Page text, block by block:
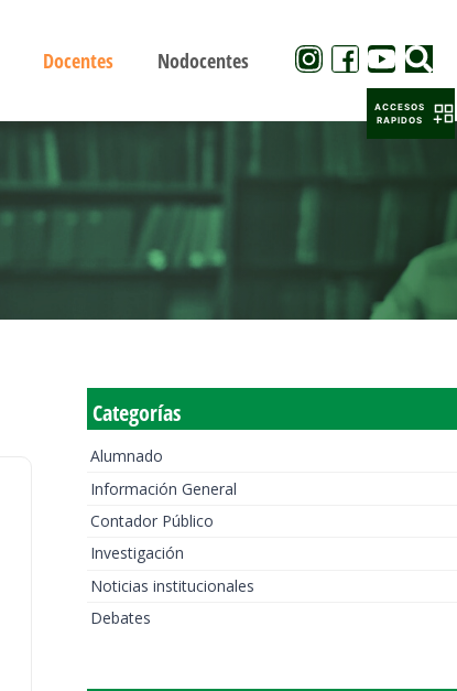
Docentes Nodocentes
Categorías
Alumnado
Información General
Contador Público
Investigación
Noticias institucionales
Debates
ACCESOS
RAPIDOS